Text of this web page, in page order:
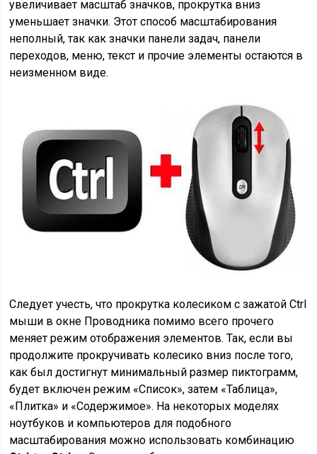
увеличивает масштаб значков, прокрутка вниз
уменьшает значки. Этот способ масштабирования
неполный, так как значки панели задач, панели
переходов, меню, текст и прочие элементы остаются в
неизменном виде.
Следует учесть, что прокрутка колесиком с зажатой Ctrl
мыши в окне Проводника помимо всего прочего
меняет режим отображения элементов. Так, если вы
продолжите прокручивать колесико вниз после того,
как был достигнут минимальный размер пиктограмм,
будет включен режим «Список», затем «Таблица»,
«Плитка» и «Содержимое». На некоторых моделях
ноутбуков и компьютеров для подобного
масштабирования можно использовать комбинацию